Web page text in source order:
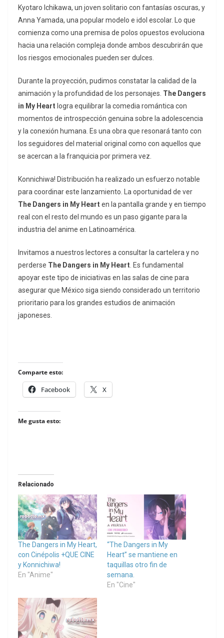
Kyotaro Ichikawa, un joven solitario con fantasías oscuras, y
Anna Yamada, una popular modelo e idol escolar. Lo que
comienza como una premisa de polos opuestos evoluciona
hacia una relación compleja donde ambos descubrirán que
los riesgos emocionales pueden ser dulces.
Durante la proyección, pudimos constatar la calidad de la
animación y la profundidad de los personajes. The Dangers
in My Heart logra equilibrar la comedia romántica con
momentos de introspección genuina sobre la adolescencia
y la conexión humana. Es una obra que resonará tanto con
los seguidores del material original como con aquellos que
se acercan a la franquicia por primera vez.
Konnichiwa! Distribución ha realizado un esfuerzo notable
para coordinar este lanzamiento. La oportunidad de ver
The Dangers in My Heart en la pantalla grande y en tiempo
real con el resto del mundo es un paso gigante para la
industria del anime en Latinoamérica.
Invitamos a nuestros lectores a consultar la cartelera y no
perderse The Dangers in My Heart . Es fundamental
apoyar este tipo de iniciativas en las salas de cine para
asegurar que México siga siendo considerado un territorio
prioritario para los grandes estudios de animación
japoneses.
Comparte esto:
Facebook X
Me gusta esto:
Relacionado
The Dangers in My Heart,
con Cinépolis +QUE CINE
y Konnichiwa!
En "Anime"
“The Dangers in My
Heart” se mantiene en
taquillas otro fin de
semana.
En "Cine"